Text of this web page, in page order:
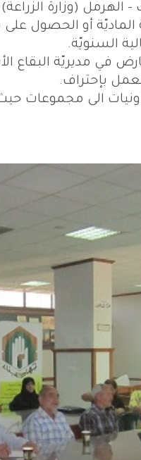
الهرمل (وزارة
الماديّة أو الحصول
السنويّة.
في مديريّة
بإحتراف.
الى مجموعات